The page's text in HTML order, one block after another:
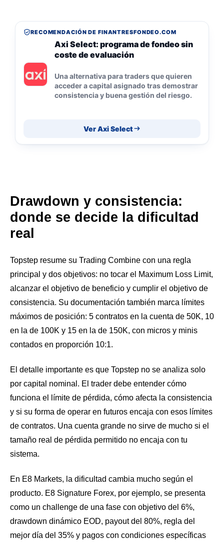
RECOMENDACIÓN DE FINANTRESFONDEO.COM
Axi Select: programa de fondeo sin
coste de evaluación
Una alternativa para traders que quieren
acceder a capital asignado tras demostrar
consistencia y buena gestión del riesgo.
Ver Axi Select
Drawdown y consistencia:
donde se decide la dificultad
real
Topstep resume su Trading Combine con una regla
principal y dos objetivos: no tocar el Maximum Loss Limit,
alcanzar el objetivo de beneficio y cumplir el objetivo de
consistencia. Su documentación también marca límites
máximos de posición: 5 contratos en la cuenta de 50K, 10
en la de 100K y 15 en la de 150K, con micros y minis
contados en proporción 10:1.
El detalle importante es que Topstep no se analiza solo
por capital nominal. El trader debe entender cómo
funciona el límite de pérdida, cómo afecta la consistencia
y si su forma de operar en futuros encaja con esos límites
de contratos. Una cuenta grande no sirve de mucho si el
tamaño real de pérdida permitido no encaja con tu
sistema.
En E8 Markets, la dificultad cambia mucho según el
producto. E8 Signature Forex, por ejemplo, se presenta
como un challenge de una fase con objetivo del 6%,
drawdown dinámico EOD, payout del 80%, regla del
mejor día del 35% y pagos con condiciones específicas